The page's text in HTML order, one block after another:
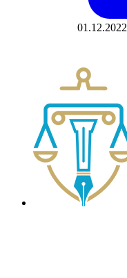
01.12.2022